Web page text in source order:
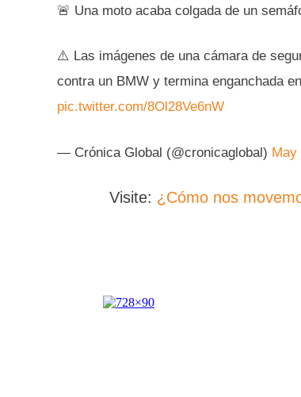
🚨 Una moto acaba colgada de un
⚠️ Las imágenes de una cámara de
contra un BMW y termina enganchada
pic.twitter.com/8Ol28Ve6nW
— Crónica Global (@cronicaglobal) May
Visite: ¿Cómo nos